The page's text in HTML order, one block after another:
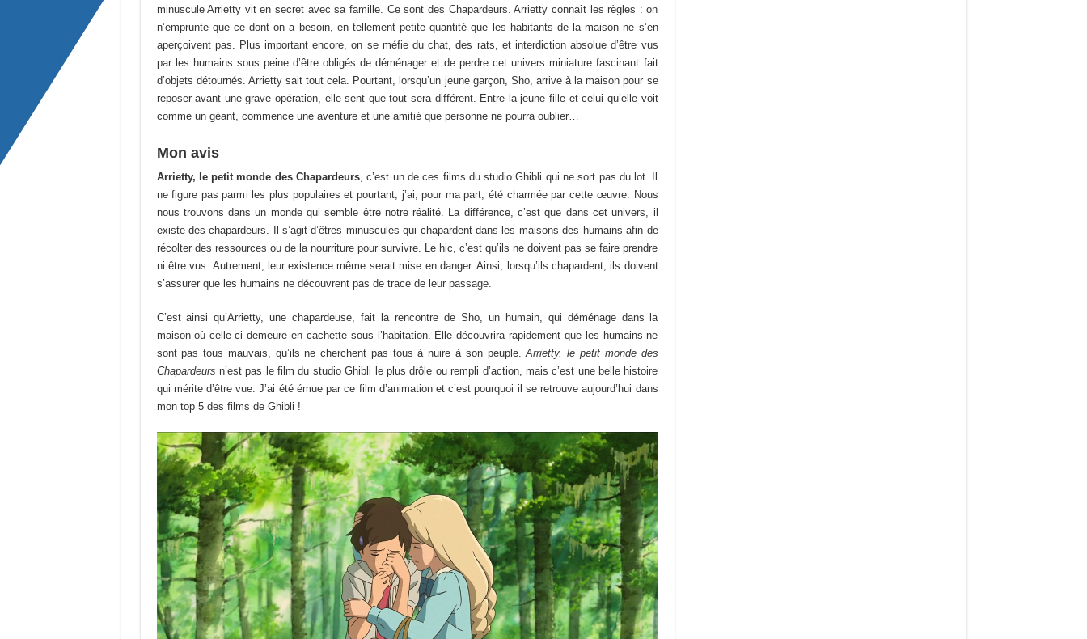
minuscule Arrietty vit en secret avec sa famille. Ce sont des Chapardeurs. Arrietty connaît les règles : on
n’emprunte que ce dont on a besoin, en tellement petite quantité que les habitants de la maison ne s’en
aperçoivent pas. Plus important encore, on se méfie du chat, des rats, et interdiction absolue d’être vus
par les humains sous peine d’être obligés de déménager et de perdre cet univers miniature fascinant fait
d’objets détournés. Arrietty sait tout cela. Pourtant, lorsqu’un jeune garçon, Sho, arrive à la maison pour se
reposer avant une grave opération, elle sent que tout sera différent. Entre la jeune fille et celui qu’elle voit
comme un géant, commence une aventure et une amitié que personne ne pourra oublier…
Mon avis
Arrietty, le petit monde des Chapardeurs, c’est un de ces films du studio Ghibli qui ne sort pas du lot. Il
ne figure pas parmi les plus populaires et pourtant, j’ai, pour ma part, été charmée par cette œuvre. Nous
nous trouvons dans un monde qui semble être notre réalité. La différence, c’est que dans cet univers, il
existe des chapardeurs. Il s’agit d’êtres minuscules qui chapardent dans les maisons des humains afin de
récolter des ressources ou de la nourriture pour survivre. Le hic, c’est qu’ils ne doivent pas se faire prendre
ni être vus. Autrement, leur existence même serait mise en danger. Ainsi, lorsqu’ils chapardent, ils doivent
s’assurer que les humains ne découvrent pas de trace de leur passage.
C’est ainsi qu’Arrietty, une chapardeuse, fait la rencontre de Sho, un humain, qui déménage dans la
maison où celle-ci demeure en cachette sous l’habitation. Elle découvrira rapidement que les humains ne
sont pas tous mauvais, qu’ils ne cherchent pas tous à nuire à son peuple.Arrietty, le petit monde des
Chapardeurs n’est pas le film du studio Ghibli le plus drôle ou rempli d’action, mais c’est une belle histoire
qui mérite d’être vue. J’ai été émue par ce film d’animation et c’est pourquoi il se retrouve aujourd’hui dans
mon top 5 des films de Ghibli !